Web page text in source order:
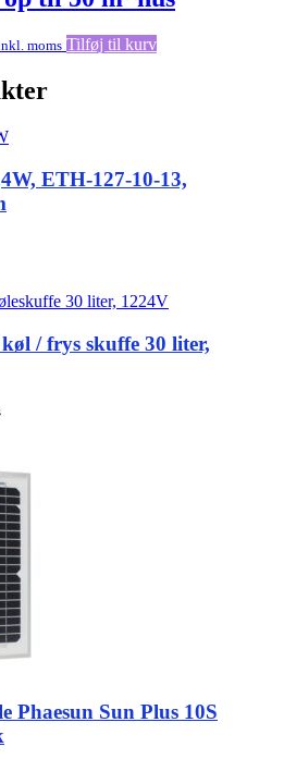
pris
moms Tilføj til kurv
ETH-127-10-13,
/ frys skuffe 30 liter,
Phaesun Sun Plus 10S